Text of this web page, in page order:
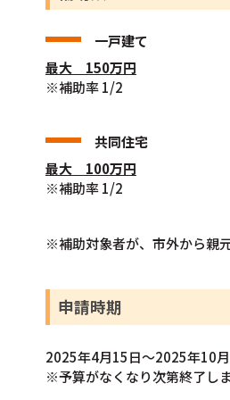
一戸建て
最大 150万円
※補助率 1/2
共同住宅
最大 100万円
※補助率 1/2
※補助対象者が、市外から親
申請時期
2025年4月15日～2025年10
※予算がなくなり次第終了し